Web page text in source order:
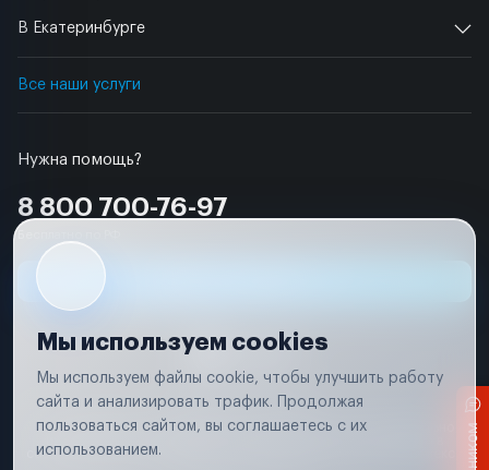
Нужна помощь?
8 800 700-76-97
В Екатеринбурге
Все наши услуги
Условия использования
Вся информация, представленная на сайте, носит исключительно
соответствии с положениями статьи 437 (п. 2) Гражданского кодекса
Мы используем cookies
Мы используем файлы cookie, чтобы улучшить работу
сайта и анализировать трафик. Продолжая
пользоваться сайтом, вы соглашаетесь с их
использованием.